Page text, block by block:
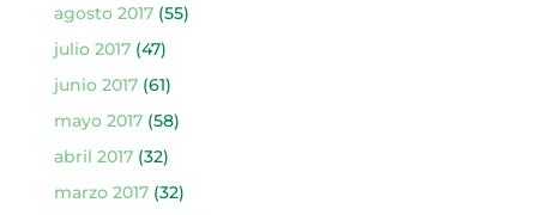
agosto 2017(55)
julio 2017(47)
junio 2017(61)
mayo 2017(58)
abril 2017(32)
marzo 2017(32)